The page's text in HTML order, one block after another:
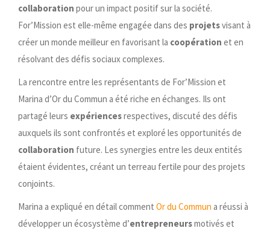
collaboration pour un impact positif sur la société.
For’Mission est elle-même engagée dans des projetsvisant à
créer un monde meilleur en favorisant la coopération et en
résolvant des défis sociaux complexes.
La rencontre entre les représentants de For’Mission et
Marina d’Or du Commun a été riche en échanges. Ils ont
partagé leurs expériencesrespectives, discuté des défis
auxquels ils sont confrontés et exploré les opportunités de
collaboration future. Les synergies entre les deux entités
étaient évidentes, créant un terreau fertile pour des projets
conjoints.
Marina a expliqué en détail comment Or du Commun a réussi à
développer un écosystème d’entrepreneursmotivés et